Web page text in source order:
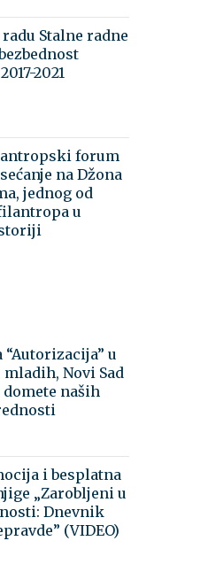
Stalne radne
2021
forum
na Džona
jednog od
u
“Autorizacija” u
Novi Sad
naših
i besplatna
„Zarobljeni u
Dnevnik
(VIDEO)